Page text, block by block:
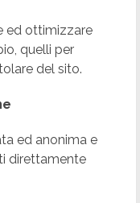
ed ottimizzare
quelli per
del sito.
ed anonima e
direttamente